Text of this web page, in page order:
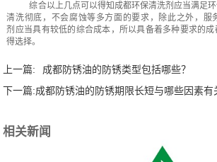
综合以上几点可以得知成都环保清洗剂应当满足环
清洗彻底，不会腐蚀等多方面的要求，除此之外，服
剂‍应当具有较低的综合成本，所以具备着多种要求的
得选择。
上一篇:
成都防锈油的防锈类型包括哪些？
下一篇:成都防锈油的防锈期限长短与哪些因素有
相关新闻